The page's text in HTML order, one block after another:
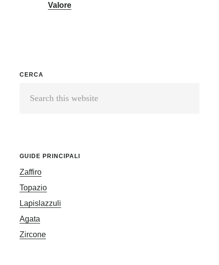
Valore
Primary
Sidebar
CERCA
GUIDE PRINCIPALI
Zaffiro
Topazio
Lapislazzuli
Agata
Zircone